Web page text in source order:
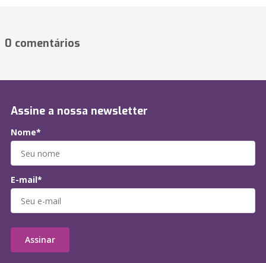
0 comentários
Assine a nossa newsletter
Nome*
E-mail*
Assinar